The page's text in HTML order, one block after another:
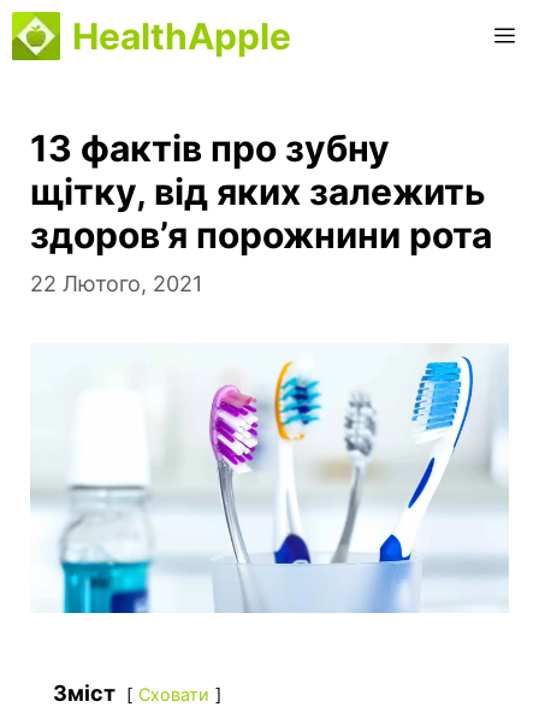
Перейти
до
HealthApple
13 фактів про зубну
щітку, від яких залежить
здоров’я порожнини рота
22 Лютого, 2021
Зміст Сховати